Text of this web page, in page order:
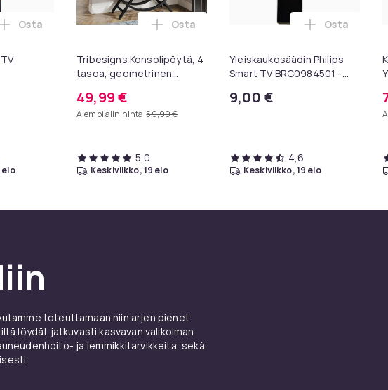
Full-HD Nintendo ostoskoriin
Lisää Kaukosäädin LG TV AKB75095308 ostoskoriin
Osta
elo
Tribesigns Konsolipöytä, 4
tasoa, geometrinen
cm, eteispöytä, sivupöytä,
sohvapöytä
49,99 €
Aiempi alin hinta 59,99 €
Lisää Tribesigns Konsolipöytä, 4 tasoa,
Osta
5,0
keskiviikko, 19 elo
Yleiskaukosäädin Philips
Smart TV BRC0984501 -
9,00 €
Lisää
Osta
4,6
keskiviikko, 19 elo
toteuttamaan niin arjen pienet
löydät jatkuvasti kasvavan valikoiman
ja lemmikkitarvikkeita, sekä